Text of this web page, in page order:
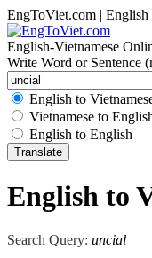
EngToViet.com | English
English-Vietnamese
Write Word or Sentence
English to
Vietnamese to
English to English
English to
Search Query: uncial